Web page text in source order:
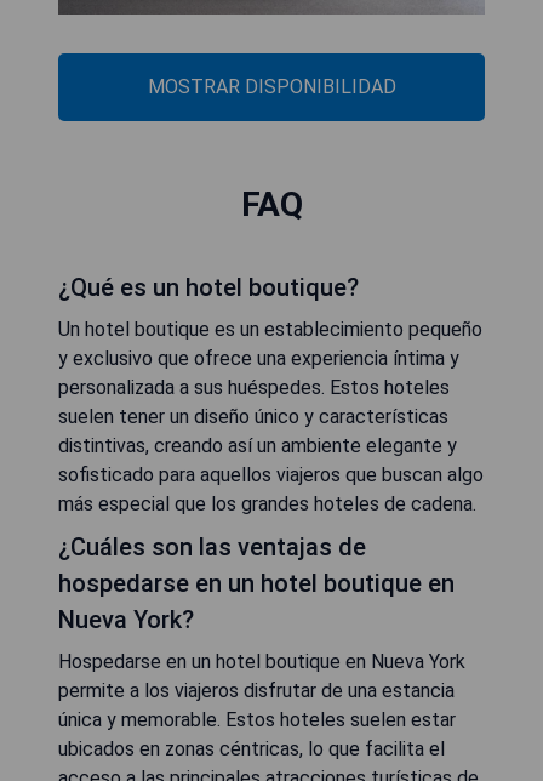
MOSTRAR DISPONIBILIDAD
FAQ
¿Qué es un hotel boutique?
Un hotel boutique es un establecimiento pequeño
y exclusivo que ofrece una experiencia íntima y
personalizada a sus huéspedes. Estos hoteles
suelen tener un diseño único y características
distintivas, creando así un ambiente elegante y
sofisticado para aquellos viajeros que buscan algo
más especial que los grandes hoteles de cadena.
¿Cuáles son las ventajas de
hospedarse en un hotel boutique en
Nueva York?
Hospedarse en un hotel boutique en Nueva York
permite a los viajeros disfrutar de una estancia
única y memorable. Estos hoteles suelen estar
ubicados en zonas céntricas, lo que facilita el